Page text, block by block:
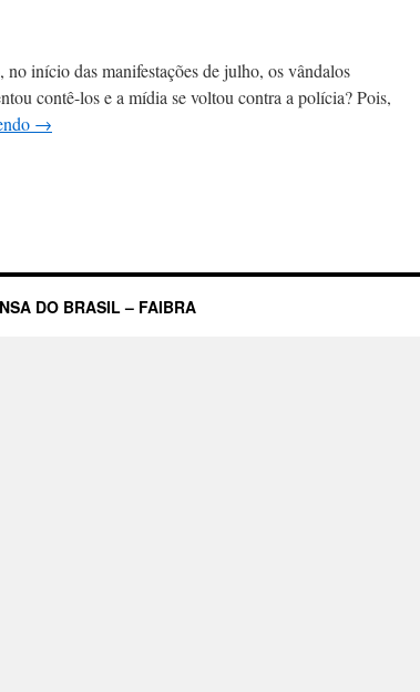
início das manifestações de julho, os vândalos
contê-los e a mídia se voltou contra a polícia? Pois,
→
DO BRASIL – FAIBRA